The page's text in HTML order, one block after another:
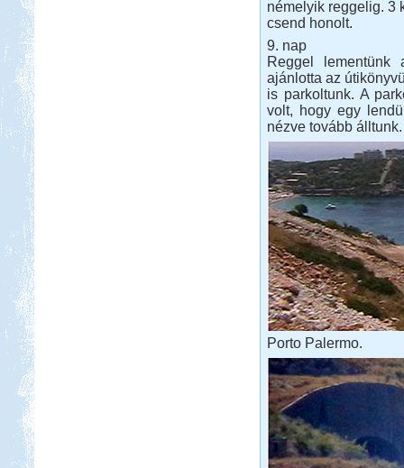
némelyik reggelig. 3
csend honolt.
9. nap
Reggel lementünk
ajánlotta az
is parkoltunk. A
volt, hogy egy
nézve tovább álltunk.
Porto Palermo.